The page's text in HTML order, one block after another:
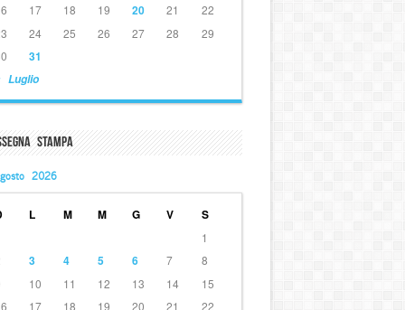
Luglio
17 18 19 20 21
22
24 25 26 27 28
29
31
Stampa
2026
L M M G V S
1
3 4 5 6 7
8
10 11 12 13 14
15
17 18 19 20 21 22